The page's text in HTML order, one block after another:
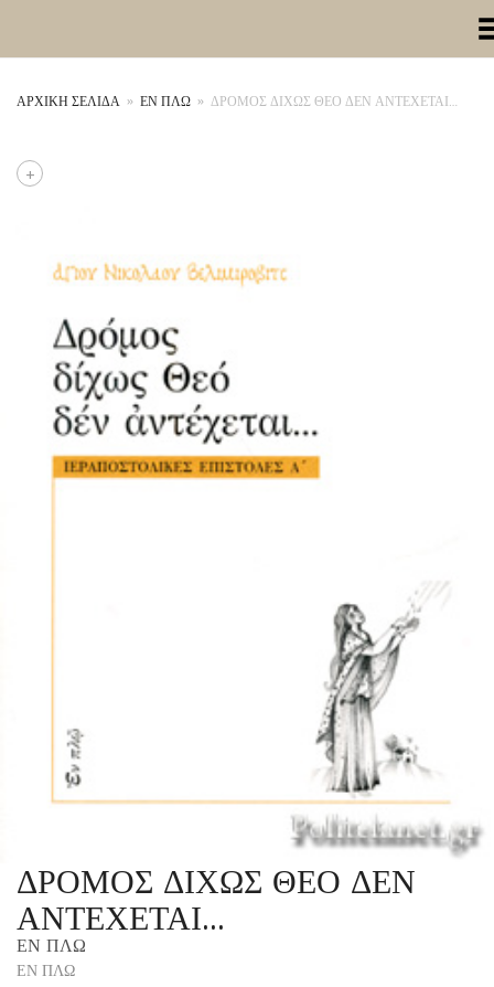
Toggle
ΑΡΧΙΚΉ ΣΕΛΊΔΑ » ΕΝ ΠΛΩ » ΔΡΟΜΟΣ ΔΙΧΩΣ ΘΕΟ ΔΕΝ ΑΝΤΕΧΕΤΑΙ…
+
ΔΡΟΜΟΣ ΔΙΧΩΣ ΘΕΟ ΔΕΝ
ΑΝΤΕΧΕΤΑΙ…
ΕΝ ΠΛΩ
ΕΝ ΠΛΩ